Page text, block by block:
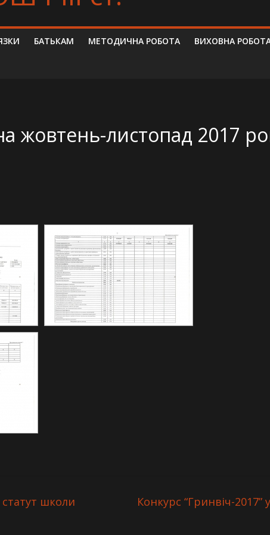
БАТЬКАМ МЕТОДИЧНА РОБОТА ВИХОВНА
жовтень-листопад 2017
статут школи Конкурс “Гринвіч-2017”